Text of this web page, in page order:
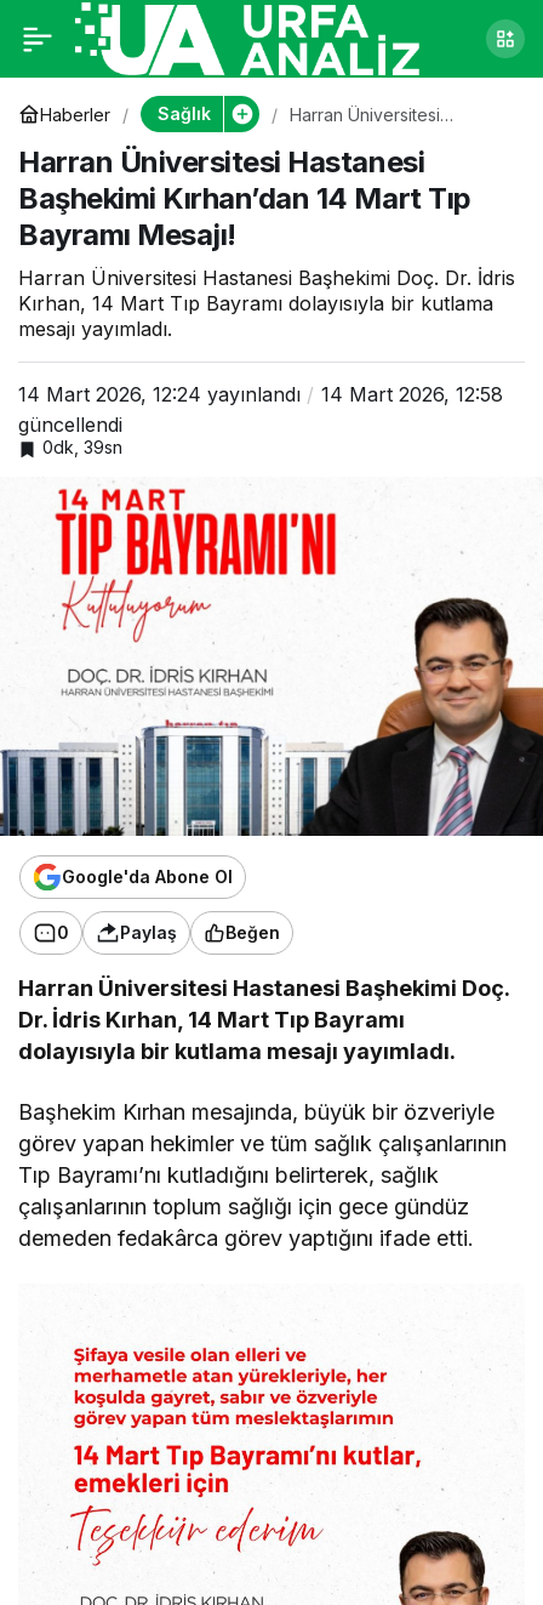
Haberler Sağlık
Harran Üniversitesi
Kırhan’dan 14 Mart Tıp
Bayramı Mesajı!
Harran Üniversitesi Hastanesi
Başhekimi Kırhan’dan 14 Mart Tıp
Bayramı Mesajı!
Harran Üniversitesi Hastanesi Başhekimi Doç. Dr. İdris
Kırhan, 14 Mart Tıp Bayramı dolayısıyla bir kutlama
mesajı yayımladı.
14 Mart 2026, 12:24 yayınlandı
14 Mart 2026, 12:58
güncellendi
0dk, 39sn
Google'da Abone Ol
0 Paylaş Beğen
Harran Üniversitesi Hastanesi Başhekimi Doç.
Dr. İdris Kırhan, 14 Mart Tıp Bayramı
dolayısıyla bir kutlama mesajı yayımladı.
Başhekim Kırhan mesajında, büyük bir özveriyle
görev yapan hekimler ve tüm sağlık çalışanlarının
Tıp Bayramı’nı kutladığını belirterek, sağlık
çalışanlarının toplum sağlığı için gece gündüz
demeden fedakârca görev yaptığını ifade etti.
Harran Üniversitesi
Hastanesi Başhekimi
Kırhan’dan 14 Mart
Tıp Bayramı Mesajı!
0